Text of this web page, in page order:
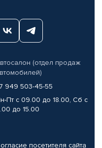
(отдел продаж
949 503-45-55
Пт с 09.00 до 18.00, Сб с
до 15.00
посетителя сайта